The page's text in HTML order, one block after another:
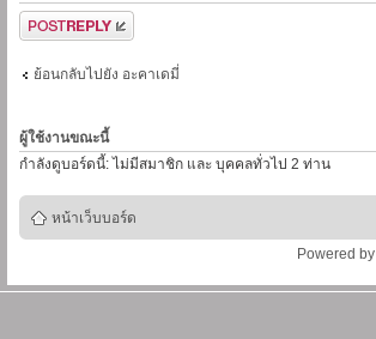
ตอบกระทู้
ย้อนกลับไปยัง อะคาเดมี่
ผู้ใช้งานขณะนี้
กำลังดูบอร์ดนี้: ไม่มีสมาชิก และ บุคคลทั่วไป 2 ท่าน
หน้าเว็บบอร์ด
Powered by